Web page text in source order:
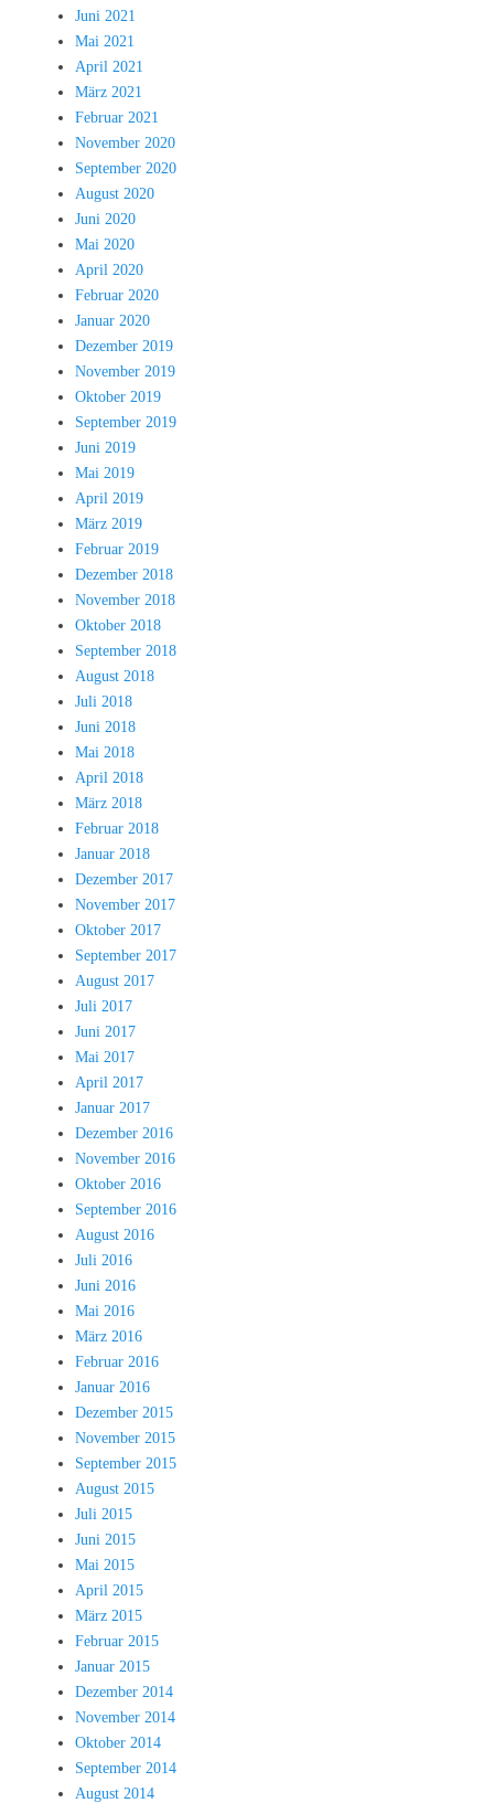
Juni 2021
Mai 2021
April 2021
März 2021
Februar 2021
November 2020
September 2020
August 2020
Juni 2020
Mai 2020
April 2020
Februar 2020
Januar 2020
Dezember 2019
November 2019
Oktober 2019
September 2019
Juni 2019
Mai 2019
April 2019
März 2019
Februar 2019
Dezember 2018
November 2018
Oktober 2018
September 2018
August 2018
Juli 2018
Juni 2018
Mai 2018
April 2018
März 2018
Februar 2018
Januar 2018
Dezember 2017
November 2017
Oktober 2017
September 2017
August 2017
Juli 2017
Juni 2017
Mai 2017
April 2017
Januar 2017
Dezember 2016
November 2016
Oktober 2016
September 2016
August 2016
Juli 2016
Juni 2016
Mai 2016
März 2016
Februar 2016
Januar 2016
Dezember 2015
November 2015
September 2015
August 2015
Juli 2015
Juni 2015
Mai 2015
April 2015
März 2015
Februar 2015
Januar 2015
Dezember 2014
November 2014
Oktober 2014
September 2014
August 2014